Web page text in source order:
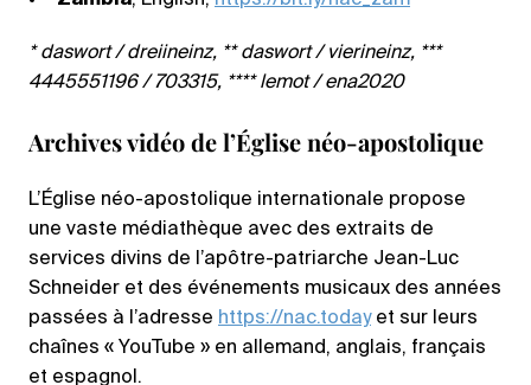
* daswort / dreiineinz, ** daswort / vierineinz, ***
4445551196 / 703315, **** lemot / ena2020
Archives vidéo de l’Église néo-apostolique
L’Église néo-apostolique internationale propose
une vaste médiathèque avec des extraits de
services divins de l’apôtre-patriarche Jean-Luc
Schneider et des événements musicaux des années
passées à l’adresse https://nac.todayet sur leurs
chaînes « YouTube » en allemand, anglais, français
et espagnol.